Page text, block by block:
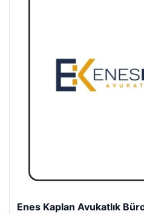
Enes Kaplan Avukatlık